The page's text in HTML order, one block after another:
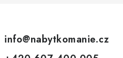
info@nabytkomanie.cz